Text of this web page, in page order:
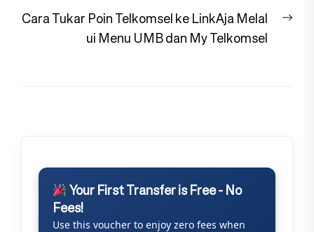
Cara Tukar Poin Telkomsel ke LinkAja Melal
ui Menu UMB dan My Telkomsel
Your First Transfer is Free - No
Fees!
Use this voucher to enjoy zero fees when